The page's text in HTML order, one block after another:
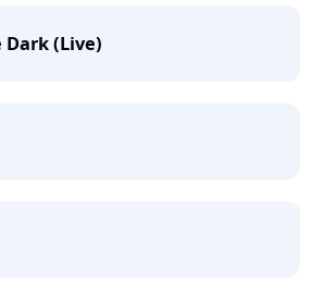
(Live)